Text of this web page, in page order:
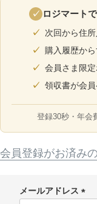
✓ ロジマート
次回から住
購入履歴か
会員さま限
領収書が会
登録30秒・年会
会員登録がお済み
メールアドレス